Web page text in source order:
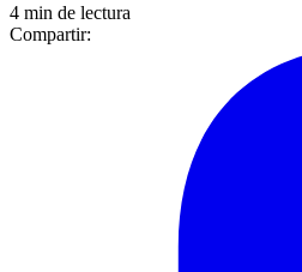
4 min de lectura
Compartir: